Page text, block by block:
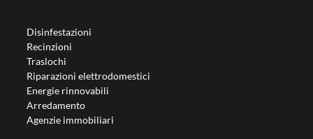
Disinfestazioni
Recinzioni
Traslochi
Riparazioni elettrodomestici
Energie rinnovabili
Arredamento
Agenzie immobiliari